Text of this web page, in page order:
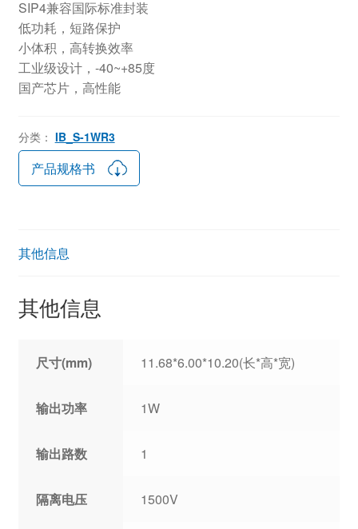
SIP4兼容国际标准封装
低功耗，短路保护
小体积，高转换效率
工业级设计，-40~+85度
国产芯片，高性能
分类： IB_S-1WR3
产品规格书
其他信息
其他信息
尺寸(mm) 11.68*6.00*10.20(长*高*宽)
输出功率 1W
输出路数 1
隔离电压 1500V